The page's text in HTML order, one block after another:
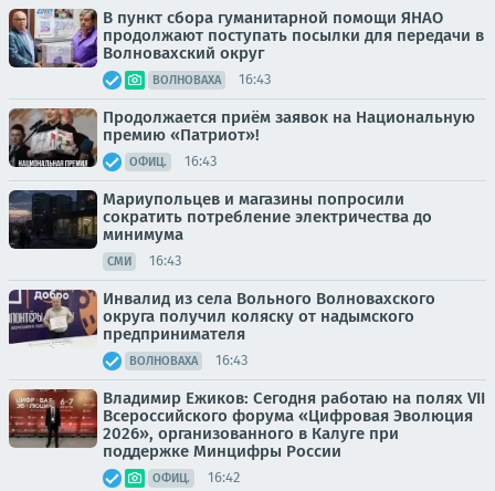
В пункт сбора гуманитарной помощи ЯНАО
продолжают поступать посылки для передачи в
Волновахский округ
ВОЛНОВАХА 16:43
Продолжается приём заявок на Национальную
премию «Патриот»!
ОФИЦ. 16:43
Мариупольцев и магазины попросили
сократить потребление электричества до
минимума
СМИ 16:43
Инвалид из села Вольного Волновахского
округа получил коляску от надымского
предпринимателя
ВОЛНОВАХА 16:43
Владимир Ежиков: Сегодня работаю на полях VII
Всероссийского форума «Цифровая Эволюция
2026», организованного в Калуге при
поддержке Минцифры России
ОФИЦ. 16:42